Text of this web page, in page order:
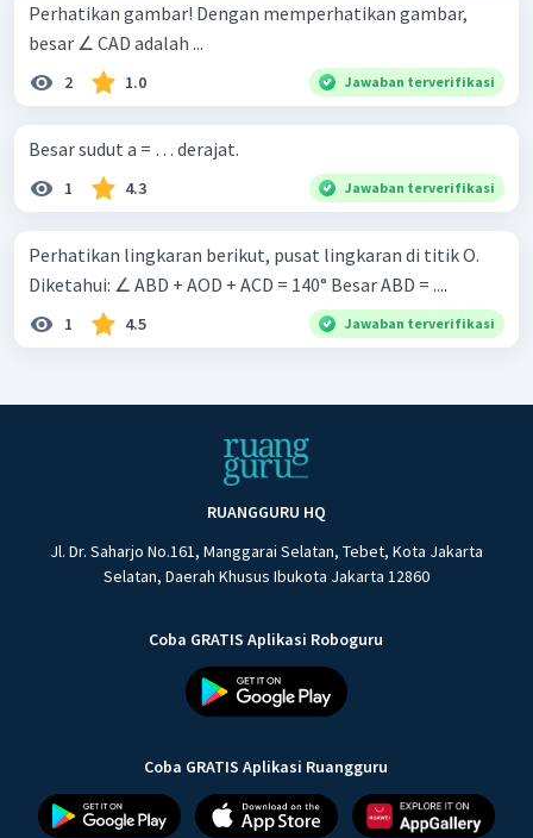
Perhatikan gambar! Dengan memperhatikan gambar,
besar ∠ CAD adalah ...
2 1.0 Jawaban terverifikasi
Besar sudut a = … derajat.
1 4.3 Jawaban terverifikasi
Perhatikan lingkaran berikut, pusat lingkaran di titik O.
Diketahui: ∠ ABD + AOD + ACD = 140° Besar ABD = ....
1 4.5 Jawaban terverifikasi
RUANGGURU HQ
Jl. Dr. Saharjo No.161, Manggarai Selatan, Tebet, Kota Jakarta
Selatan, Daerah Khusus Ibukota Jakarta 12860
Coba GRATIS Aplikasi Roboguru
Coba GRATIS Aplikasi Ruangguru